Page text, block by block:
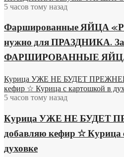
5 часов тому назад
Фаршированные ЯЙЦА
нужно для ПРАЗДНИКА.
ФАРШИРОВАННЫЕ
Курица УЖЕ НЕ БУДЕТ
кефир ☆ Курица с картошкой в
5 часов тому назад
Курица УЖЕ НЕ БУДЕТ
добавляю кефир ☆ Курица
духовке